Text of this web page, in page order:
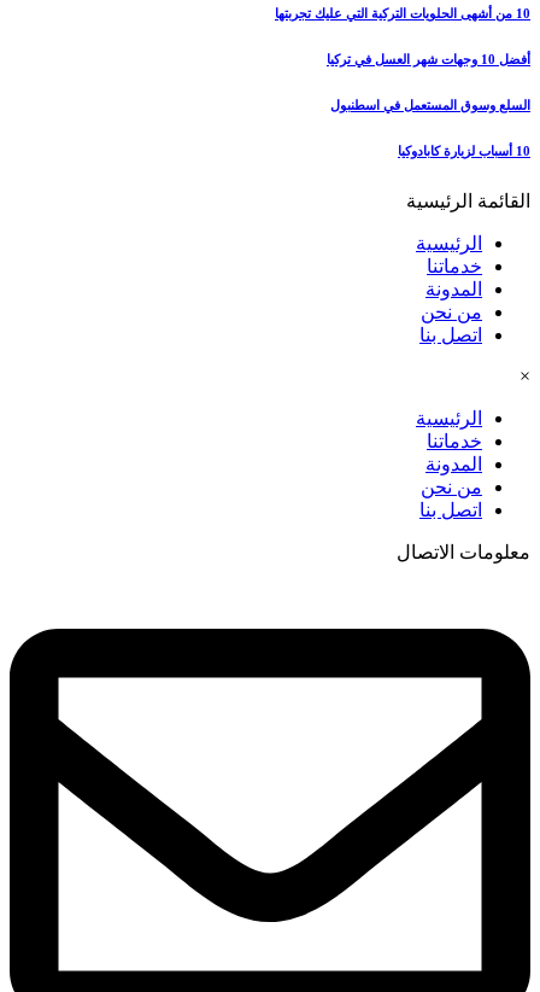
10 من أشهى الحلويات التركية التي عليك تجربتها
أفضل 10 وجهات شهر العسل في تركيا
السلع وسوق المستعمل في اسطنبول
10 أسباب لزيارة كابادوكيا
القائمة الرئيسية
الرئيسية
خدماتنا
المدونة
من نحن
اتصل بنا
×
الرئيسية
خدماتنا
المدونة
من نحن
اتصل بنا
معلومات الاتصال